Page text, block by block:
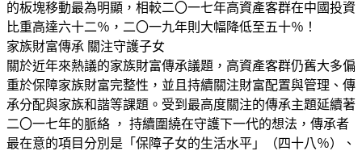
的板塊移動最為明顯，相較二〇一七年高資產客群在中國投資
比重高達六十二％，二〇一九年則大幅降低至五十％！
家族財富傳承 關注守護子女
關於近年來熱議的家族財富傳承議題，高資產客群仍舊大多偏
重於保障家族財富完整性，並且持續關注財富配置與管理、傳
承分配與家族和諧等課題。受到最高度關注的傳承主題延續著
二〇一七年的脈絡 ， 持續圍繞在守護下一代的想法，傳承者
最在意的項目分別是「保障子女的生活水平」（四十八％）、